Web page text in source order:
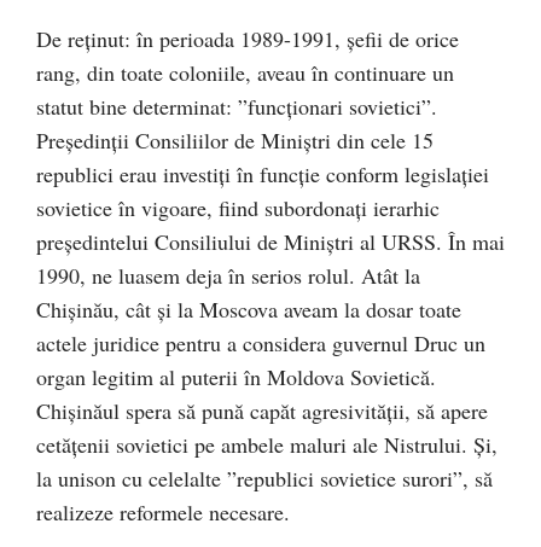
De reținut: în perioada 1989-1991, șefii de orice
rang, din toate coloniile, aveau în continuare un
statut bine determinat: ”funcţionari sovietici”.
Președinții Consiliilor de Miniștri din cele 15
republici erau investiți în funcţie conform legislaţiei
sovietice în vigoare, fiind subordonați ierarhic
președintelui Consiliului de Miniștri al URSS. În mai
1990, ne luasem deja în serios rolul. Atât la
Chișinău, cât și la Moscova aveam la dosar toate
actele juridice pentru a considera guvernul Druc un
organ legitim al puterii în Moldova Sovietică.
Chișinăul spera să pună capăt agresivității, să apere
cetățenii sovietici pe ambele maluri ale Nistrului. Și,
la unison cu celelalte ”republici sovietice surori”, să
realizeze reformele necesare.